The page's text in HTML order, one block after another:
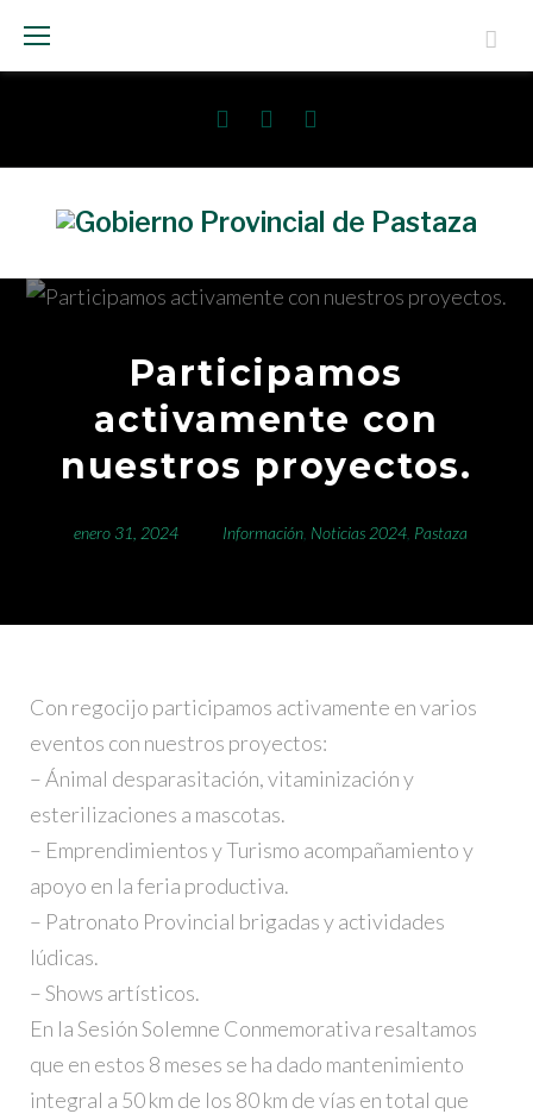
Participamos
activamente con
nuestros proyectos.
enero 31, 2024 Información, Noticias 2024, Pastaza
Con regocijo participamos activamente en varios
eventos con nuestros proyectos:
–Ánimal desparasitación, vitaminización y
esterilizaciones a mascotas.
– Emprendimientos y Turismo acompañamiento y
apoyo en la feria productiva.
– Patronato Provincial brigadas y actividades
lúdicas.
–Shows artísticos.
En la Sesión Solemne Conmemorativa resaltamos
que en estos 8 meses se ha dado mantenimiento
integral a 50 km de los 80 km de vías en total que